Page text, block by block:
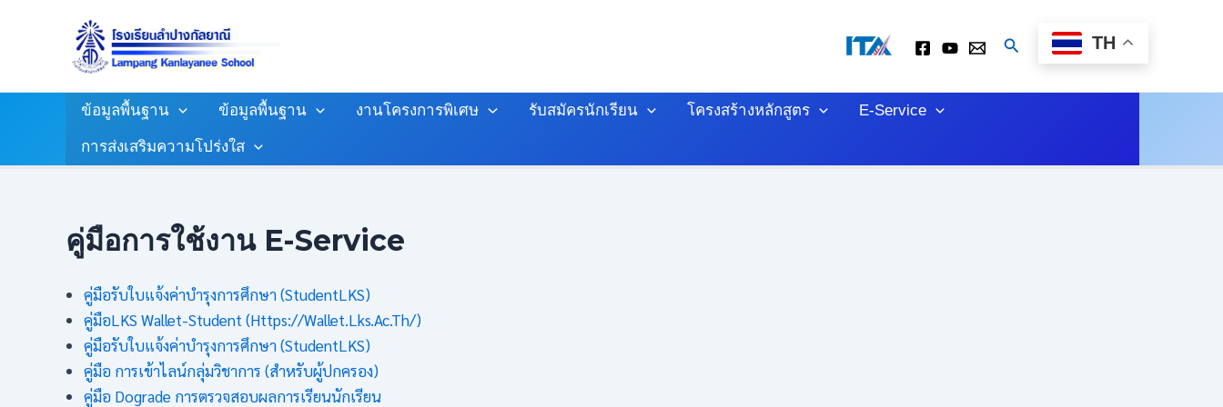
Search TH
ข้อมูลพื้นฐาน ข้อมูลพื้นฐาน งานโครงการพิเศษ รับสมัครนักเรียน โครงสร้างหลักสูตร E-Service
การส่งเสริมความโปร่งใส
คู่มือการใช้งาน E-Service
คู่มือรับใบแจ้งค่าบำรุงการศึกษา (studentLKS)
คู่มือLKS Wallet-Student (https://wallet.lks.ac.th/)
คู่มือรับใบแจ้งค่าบำรุงการศึกษา (studentLKS)
คู่มือ การเข้าไลน์กลุ่มวิชาการ (สำหรับผู้ปกครอง)
คู่มือ Dograde การตรวจสอบผลการเรียนนักเรียน